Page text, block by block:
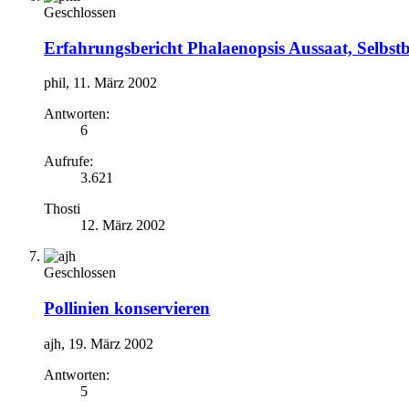
Geschlossen
Erfahrungsbericht Phalaenopsis Aussaat,
phil, 11. März 2002
Antworten:
6
Aufrufe:
3.621
Thosti
12. März 2002
Geschlossen
Pollinien konservieren
ajh, 19. März 2002
Antworten:
5